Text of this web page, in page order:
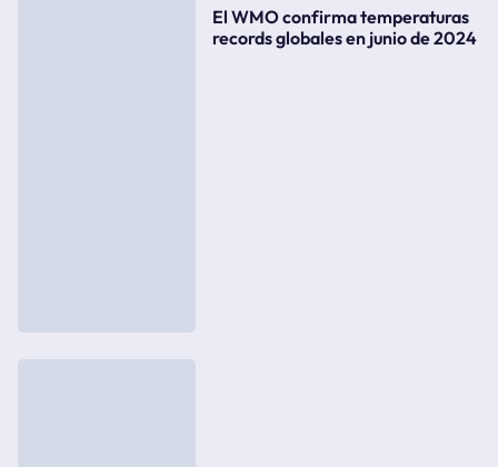
El WMO confirma temperaturas
records globales en junio de 2024